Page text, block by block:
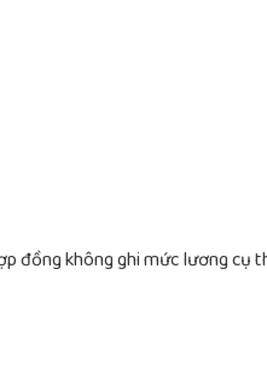
đồng không ghi mức lương cụ